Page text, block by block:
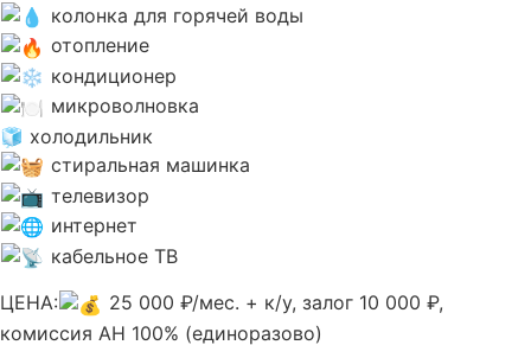
колонка для горячей воды
отопление
кондиционер
микроволновка
🧊 холодильник
стиральная машинка
телевизор
интернет
кабельное ТВ
ЦЕНА:
25 000 ₽/мес. + к/у, залог 10 000 ₽,
комиссия АН 100% (единоразово)